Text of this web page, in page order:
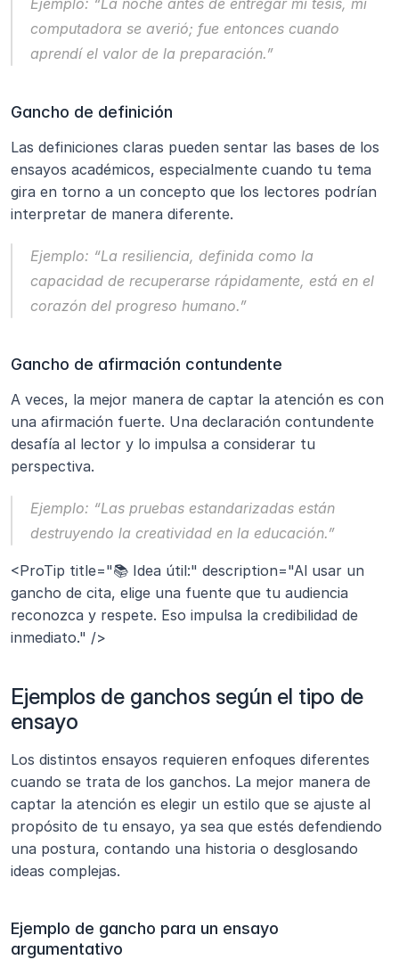
Ejemplo: “La noche antes de entregar mi tesis, mi
computadora se averió; fue entonces cuando
aprendí el valor de la preparación.”
Gancho de definición
Las definiciones claras pueden sentar las bases de los
ensayos académicos, especialmente cuando tu tema
gira en torno a un concepto que los lectores podrían
interpretar de manera diferente.
Ejemplo: “La resiliencia, definida como la
capacidad de recuperarse rápidamente, está en el
corazón del progreso humano.”
Gancho de afirmación contundente
A veces, la mejor manera de captar la atención es con
una afirmación fuerte. Una declaración contundente
desafía al lector y lo impulsa a considerar tu
perspectiva.
Ejemplo: “Las pruebas estandarizadas están
destruyendo la creatividad en la educación.”
<ProTip title="📚 Idea útil:" description="Al usar un
gancho de cita, elige una fuente que tu audiencia
reconozca y respete. Eso impulsa la credibilidad de
inmediato." />
Ejemplos de ganchos según el tipo de
ensayo
Los distintos ensayos requieren enfoques diferentes
cuando se trata de los ganchos. La mejor manera de
captar la atención es elegir un estilo que se ajuste al
propósito de tu ensayo, ya sea que estés defendiendo
una postura, contando una historia o desglosando
ideas complejas.
Ejemplo de gancho para un ensayo
argumentativo